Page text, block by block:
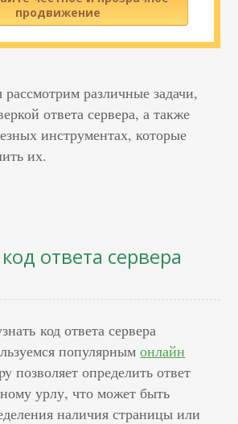
продвижение
различные задачи,
ответа сервера, а также
инструментах, которые
их.
ответа сервера
код ответа сервера
популярнымонлайн
позволяет определить ответ
урлу, что может быть
наличия страницы или